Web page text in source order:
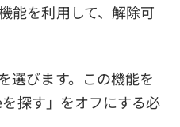
能を利用して、解除可
選びます。この機能を
探す」をオフにする必